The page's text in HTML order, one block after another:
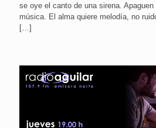
se oye el canto de una sirena.
música. El alma quiere melodía, no
[…]